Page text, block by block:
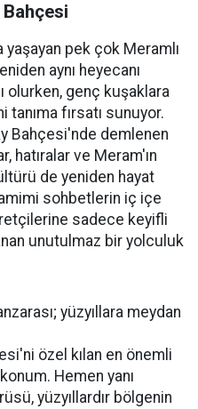
Bahçesi
yaşayan pek çok Meramlı
aynı heyecanı
olurken, genç kuşaklara
fırsatı sunuyor.
Bahçesi'nde demlenen
hatıralar ve Meram'ın
de yeniden hayat
sohbetlerin iç içe
sadece keyifli
unutulmaz bir yolculuk
yüzyıllara meydan
özel kılan en önemli
Hemen yanı
yüzyıllardır bölgenin